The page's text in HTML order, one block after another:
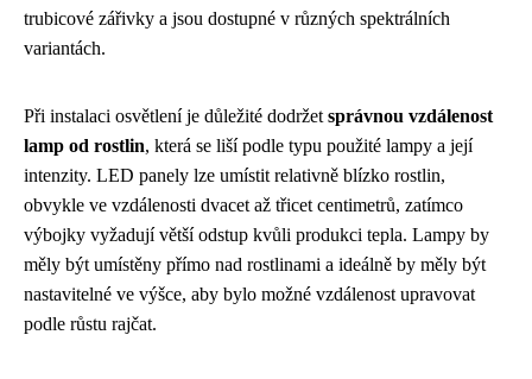
trubicové zářivky a jsou dostupné v různých spektrálních
variantách.
Při instalaci osvětlení je důležité dodržet správnou vzdálenost
lamp od rostlin, která se liší podle typu použité lampy a její
intenzity. LED panely lze umístit relativně blízko rostlin,
obvykle ve vzdálenosti dvacet až třicet centimetrů, zatímco
výbojky vyžadují větší odstup kvůli produkci tepla. Lampy by
měly být umístěny přímo nad rostlinami a ideálně by měly být
nastavitelné ve výšce, aby bylo možné vzdálenost upravovat
podle růstu rajčat.